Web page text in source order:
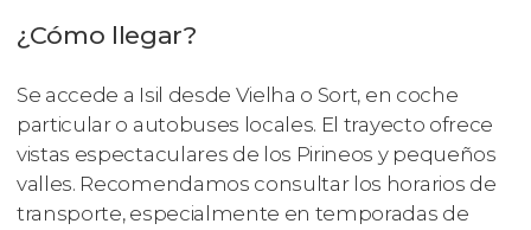
¿Cómo llegar?
Se accede a Isil desde Vielha o Sort, en coche
particular o autobuses locales. El trayecto ofrece
vistas espectaculares de los Pirineos y pequeños
valles. Recomendamos consultar los horarios de
transporte, especialmente en temporadas de